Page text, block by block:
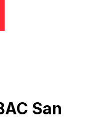
San